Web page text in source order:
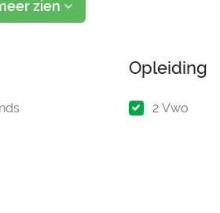
zien
Opleiding
2 Vwo